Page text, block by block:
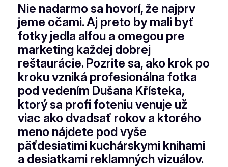
Nie nadarmo sa hovorí, že najprv
jeme očami. Aj preto by mali byť
fotky jedla alfou a omegou pre
marketing každej dobrej
reštaurácie. Pozrite sa, ako krok po
kroku vzniká profesionálna fotka
pod vedením Dušana Křísteka,
ktorý sa profi foteniu venuje už
viac ako dvadsať rokov a ktorého
meno nájdete pod vyše
päťdesiatimi kuchárskymi knihami
a desiatkami reklamných vizuálov.